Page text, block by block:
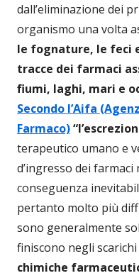
dall’eliminazione dei
organismo una volta
le fognature, le feci
tracce dei farmaci
fiumi, laghi, mari e
Secondo l’Aifa
Farmaco)“
terapeutico umano e
d’ingresso dei farmaci
conseguenza
pertanto molto più
sono generalmente
finiscono negli
chimiche